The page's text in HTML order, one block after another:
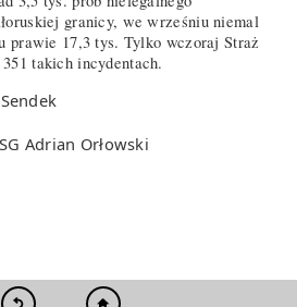
granicy, we wrześniu niemal
prawie 17,3 tys. Tylko wczoraj Straż
takich incydentach.
Adrian Orłowski